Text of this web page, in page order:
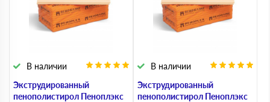
Экструдированный
пенополистирол Пеноплэкс
В наличии
Экструдированный
пенополистирол Пеноплэкс
В наличии